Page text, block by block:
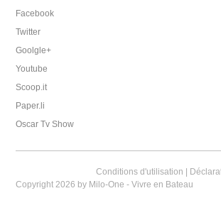
Facebook
Twitter
Goolgle+
Youtube
Scoop.it
Paper.li
Oscar Tv Show
Conditions d'utilisation |
Copyright 2026 by Milo-One - Vivre en Bateau